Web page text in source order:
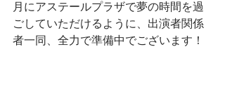
月にアステールプラザで夢の時間を過
ごしていただけるように、出演者関係
者一同、全力で準備中でございます！